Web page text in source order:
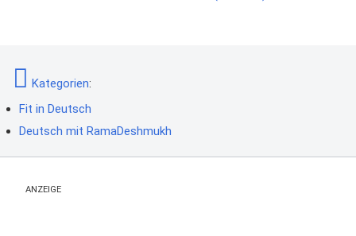
Kategorien:
Fit in Deutsch
Deutsch mit RamaDeshmukh
ANZEIGE